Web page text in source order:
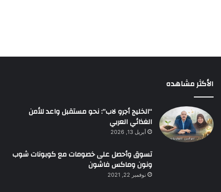
الأكثر مشاهده
“الخليج أجرو لاب”: نحو مستقبل واعد للأمن
الغذائي العربي
أبريل 13, 2026
تسوق وأحصل على خصومات مع كوبونات شوب
ونون وماكس فاشون
نوفمبر 22, 2021